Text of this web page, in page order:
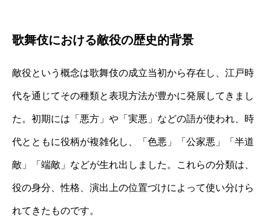
歌舞伎における敵役の歴史的背景
敵役という概念は歌舞伎の成立当初から存在し、江戸時
代を通じてその種類と表現方法が豊かに発展してきまし
た。初期には「悪方」や「実悪」などの語が使われ、時
代とともに役柄が複雑化し、「色悪」「公家悪」「半道
敵」「端敵」などが生れ出しました。これらの分類は、
役の身分、性格、演出上の位置づけによって使い分けら
れてきたものです。